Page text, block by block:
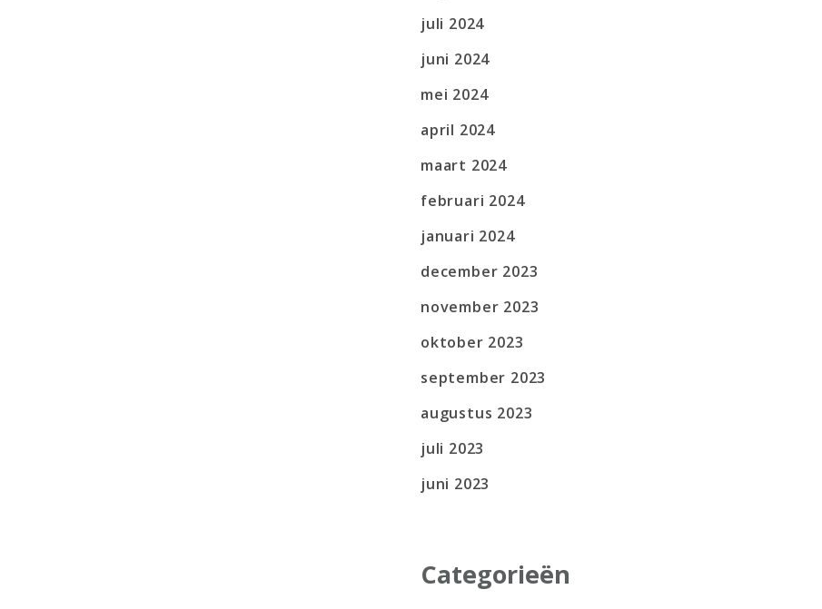
juli 2024
juni 2024
mei 2024
april 2024
maart 2024
februari 2024
januari 2024
december 2023
november 2023
oktober 2023
september 2023
augustus 2023
juli 2023
juni 2023
Categorieën